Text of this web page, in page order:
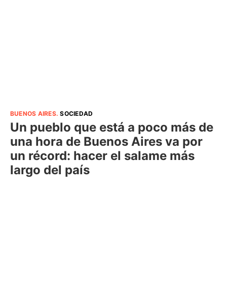
BUENOS AIRES.SOCIEDAD
Un pueblo que está a poco más de
una hora de Buenos Aires va por
un récord: hacer el salame más
largo del país